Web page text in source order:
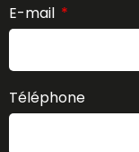
E-mail
Téléphone